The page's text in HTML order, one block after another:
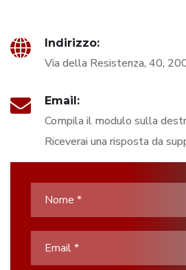
Indirizzo:
Via della Resistenza, 40,
Email:
Compila il modulo sulla
Riceverai una risposta da